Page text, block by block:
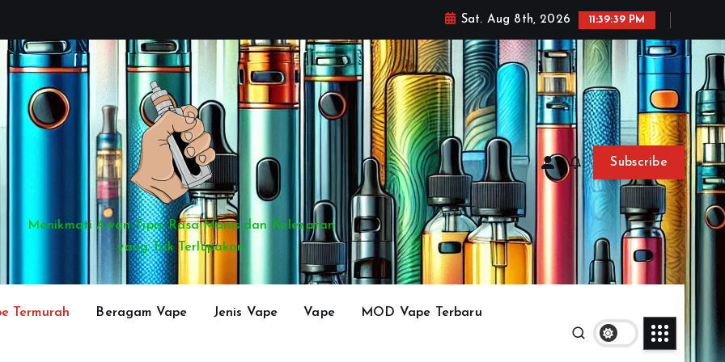
Sat. Aug 8th, 2026 11:39:41 PM
Menikmati Awan Tipis, Rasa Manis dan Kelezatan
yang Tak Terlupakan
Subscribe
Termurah Beragam Vape Jenis Vape Vape MOD Vape Terbaru